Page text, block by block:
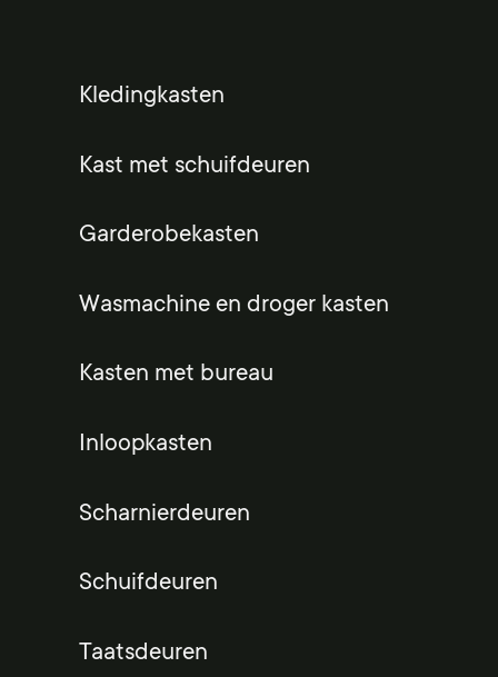
Kledingkasten
Kast met schuifdeuren
Garderobekasten
Wasmachine en droger kasten
Kasten met bureau
Inloopkasten
Scharnierdeuren
Schuifdeuren
Taatsdeuren